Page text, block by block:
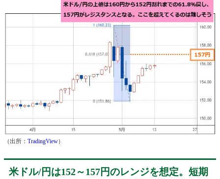
（出所： TradingView）
米ドル/円は152～157円のレンジを想定。短期